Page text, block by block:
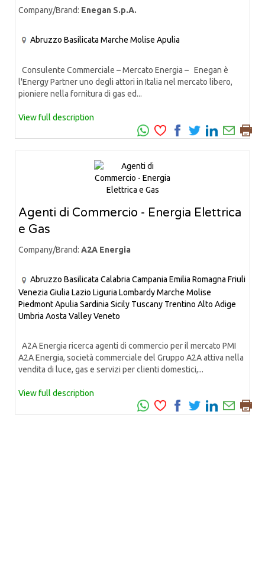
Company/Brand: Enegan S.p.A.
Abruzzo Basilicata Marche Molise Apulia
Consulente Commerciale – Mercato Energia – Enegan è
l'Energy Partner uno degli attori in Italia nel mercato libero,
pioniere nella fornitura di gas ed...
View full description
Agenti di Commercio - Energia Elettrica
e Gas
Company/Brand: A2A Energia
Abruzzo Basilicata Calabria Campania Emilia Romagna Friuli
Venezia Giulia Lazio Liguria LombardyMarche Molise
PiedmontApulia Sardinia Sicily Tuscany Trentino Alto Adige
Umbria Aosta ValleyVeneto
A2A Energia ricerca agenti di commercio per il mercato PMI
A2A Energia, società commerciale del Gruppo A2A attiva nella
vendita di luce, gas e servizi per clienti domestici,...
View full description